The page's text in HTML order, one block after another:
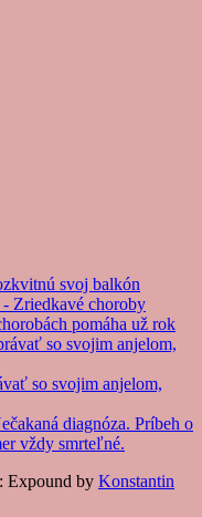
svoj balkón
Zriedkavé choroby
pomáha už rok
so svojim anjelom,
so svojim anjelom,
diagnóza. Príbeh o
vždy smrteľné.
Expound by Konstantin